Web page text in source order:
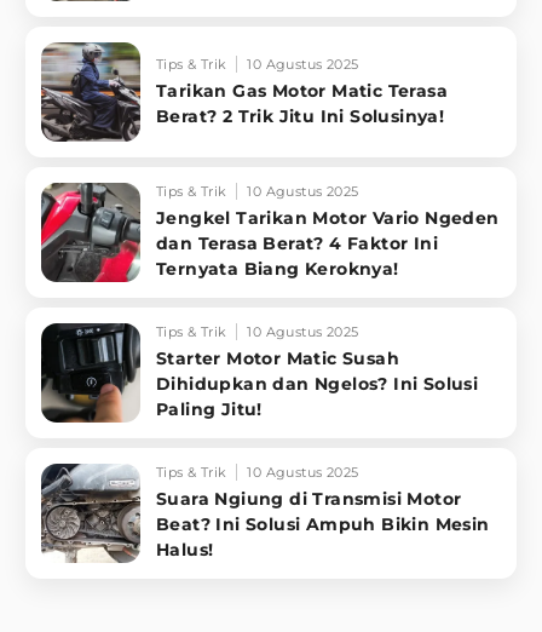
Tips & Trik 10 Agustus 2025
Tarikan Gas Motor Matic Terasa
Berat? 2 Trik Jitu Ini Solusinya!
Tips & Trik 10 Agustus 2025
Jengkel Tarikan Motor Vario Ngeden
dan Terasa Berat? 4 Faktor Ini
Ternyata Biang Keroknya!
Tips & Trik 10 Agustus 2025
Starter Motor Matic Susah
Dihidupkan dan Ngelos? Ini Solusi
Paling Jitu!
Tips & Trik 10 Agustus 2025
Suara Ngiung di Transmisi Motor
Beat? Ini Solusi Ampuh Bikin Mesin
Halus!